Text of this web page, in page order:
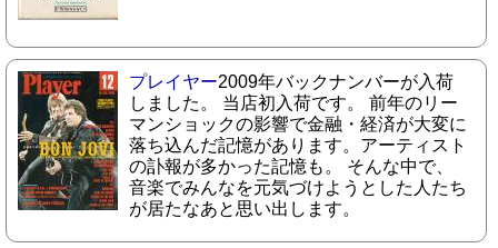
プレイヤー2009年バックナンバーが入荷
しました。 当店初入荷です。 前年のリー
マンショックの影響で金融・経済が大変に
落ち込んだ記憶があります。アーティスト
の訃報が多かった記憶も。 そんな中で、
音楽でみんなを元気づけようとした人たち
が居たなあと思い出します。